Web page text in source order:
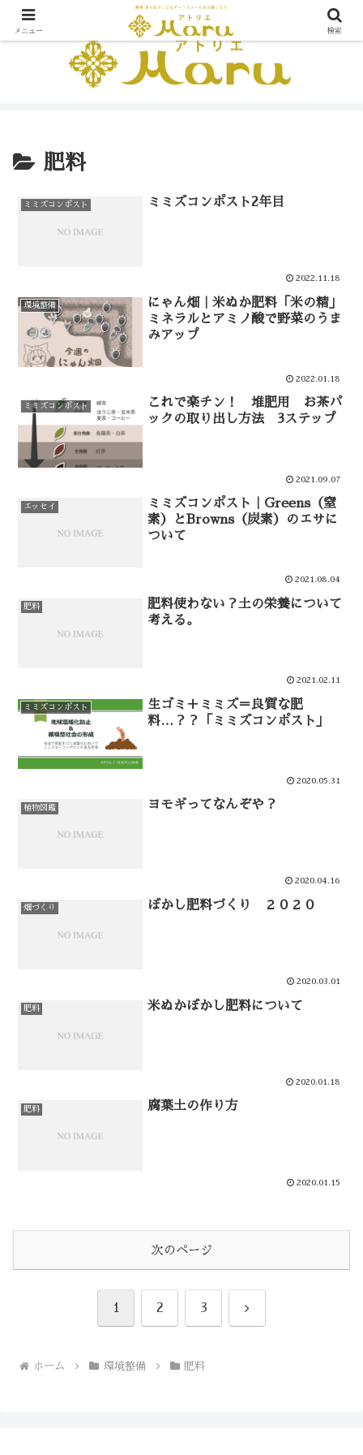
肥料
ミミズコンポスト ミミズコンポスト2年目
2022.11.18
環境整備
にゃん畑｜米ぬか肥料「米の精」
ミネラルとアミノ酸で野菜のうま
みアップ
2022.01.18
ミミズコンポスト
これで楽チン！ 堆肥用 お茶パ
ックの取り出し方法 3ステップ
2021.09.07
エッセイ
ミミズコンポスト｜Greens（窒
素）とBrowns（炭素）のエサに
ついて
2021.08.04
肥料
肥料使わない？土の栄養について
考える。
2021.02.11
ミミズコンポスト
生ゴミ＋ミミズ＝良質な肥
料…？？「ミミズコンポスト」
2020.05.31
植物図鑑 ヨモギってなんぞや？
2020.04.16
畑づくり ぼかし肥料づくり ２０２０
2020.03.01
肥料 米ぬかぼかし肥料について
2020.01.18
肥料 腐葉土の作り方
2020.01.15
次のページ
1 2 3 次
ホーム 環境整備 肥料
メニュー 検索